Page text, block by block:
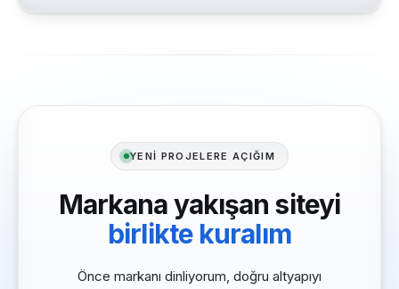
YENİ PROJELERE AÇIĞIM
Markana yakışan siteyi
birlikte kuralım
Önce markanı dinliyorum, doğru altyapıyı